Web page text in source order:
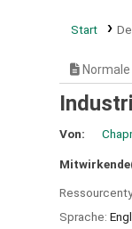
Start
Von:
Sprache: